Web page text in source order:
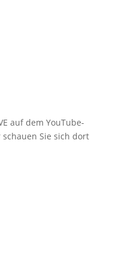
auf dem YouTube-
Sie sich dort